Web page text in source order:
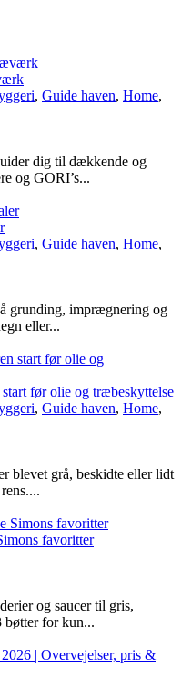
, Guide haven, Home,
dig til dækkende og
og GORI’s...
, Guide haven, Home,
grunding, imprægnering og
eller...
før olie og træbeskyttelse
, Guide haven, Home,
blevet grå, beskidte eller lidt
favoritter
og saucer til gris,
for kun...